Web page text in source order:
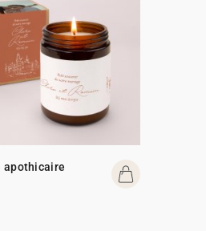
apothicaire